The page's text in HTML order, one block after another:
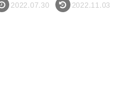
2022.07.30 2022.11.03